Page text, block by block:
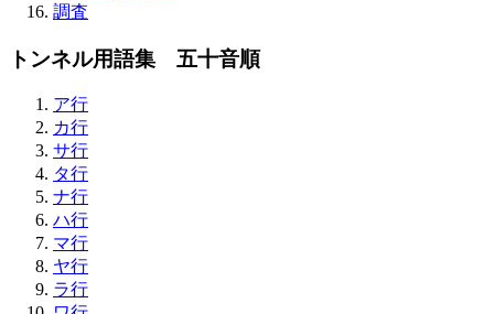
調査
トンネル用語集 五十音順
ア行
カ行
サ行
タ行
ナ行
ハ行
マ行
ヤ行
ラ行